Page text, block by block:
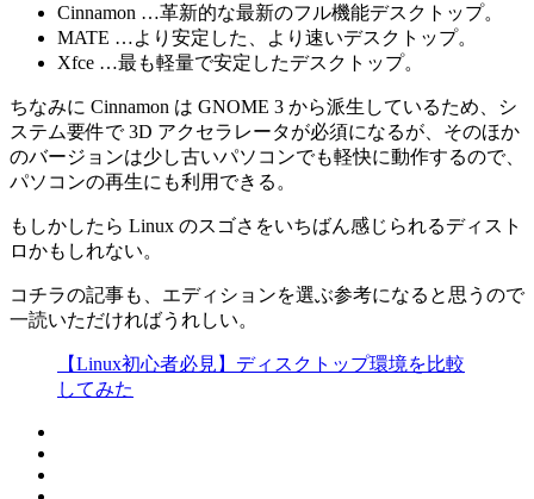
Cinnamon …革新的な最新のフル機能デスクトップ。
MATE …より安定した、より速いデスクトップ。
Xfce …最も軽量で安定したデスクトップ。
ちなみに Cinnamon は GNOME 3 から派生しているため、シ
ステム要件で 3D アクセラレータが必須になるが、そのほか
のバージョンは少し古いパソコンでも軽快に動作するので、
パソコンの再生にも利用できる。
もしかしたら Linux のスゴさをいちばん感じられるディスト
ロかもしれない。
コチラの記事も、エディションを選ぶ参考になると思うので
一読いただければうれしい。
【Linux初心者必見】ディスクトップ環境を比較
してみた